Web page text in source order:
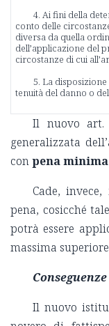
4. Ai fini della
conto delle
diversa da quella
dell’applicazione del
circostanze di cui
5. La
tenuità del danno o
Il nuovo art.
generalizzata
conpenaminima
Cade,
pena, cosicché
potrà essere
massima
Il nuovo